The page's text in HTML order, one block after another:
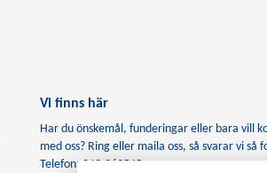
Vi finns här
Har du önskemål, funderingar eller bara vill
med oss? Ring eller maila oss, så svarar vi så
Telefon: 042-262545